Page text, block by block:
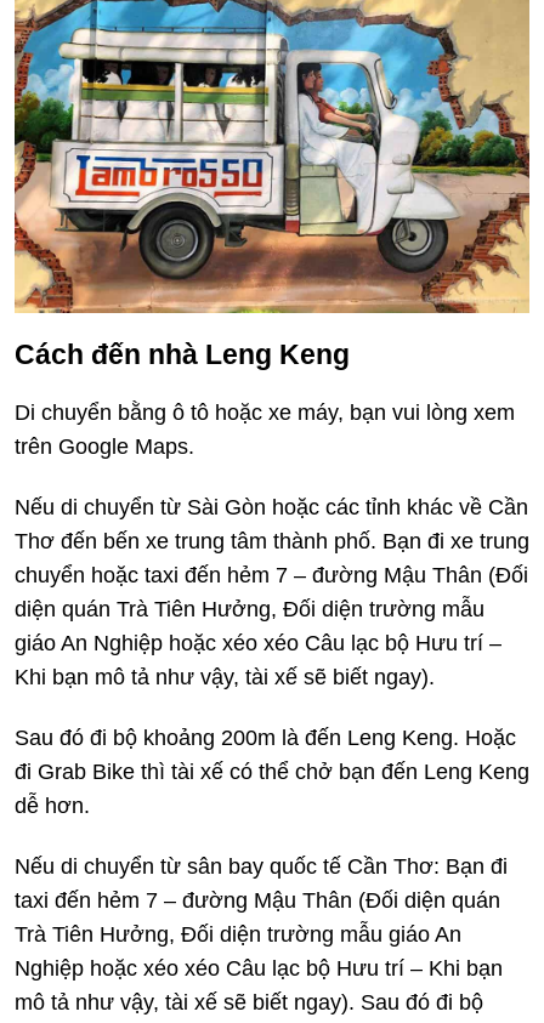
Cách đến nhà Leng Keng
Di chuyển bằng ô tô hoặc xe máy, bạn vui lòng xem
trên Google Maps.
Nếu di chuyển từ Sài Gòn hoặc các tỉnh khác về Cần
Thơ đến bến xe trung tâm thành phố. Bạn đi xe trung
chuyển hoặc taxi đến hẻm 7 – đường Mậu Thân (Đối
diện quán Trà Tiên Hưởng, Đối diện trường mẫu
giáo An Nghiệp hoặc xéo xéo Câu lạc bộ Hưu trí –
Khi bạn mô tả như vậy, tài xế sẽ biết ngay).
Sau đó đi bộ khoảng 200m là đến Leng Keng. Hoặc
đi Grab Bike thì tài xế có thể chở bạn đến Leng Keng
dễ hơn.
Nếu di chuyển từ sân bay quốc tế Cần Thơ: Bạn đi
taxi đến hẻm 7 – đường Mậu Thân (Đối diện quán
Trà Tiên Hưởng, Đối diện trường mẫu giáo An
Nghiệp hoặc xéo xéo Câu lạc bộ Hưu trí – Khi bạn
mô tả như vậy, tài xế sẽ biết ngay). Sau đó đi bộ